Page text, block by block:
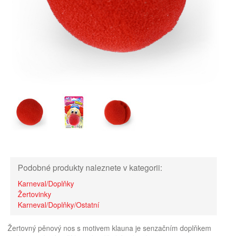
Podobné produkty naleznete v kategorii:
Karneval/Doplňky
Žertovinky
Karneval/Doplňky/Ostatní
Žertovný pěnový nos s motivem klauna je senzačním doplňkem